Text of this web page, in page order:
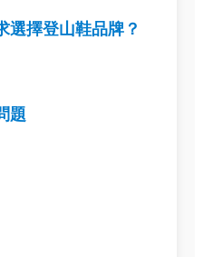
選擇登山鞋品牌？
題